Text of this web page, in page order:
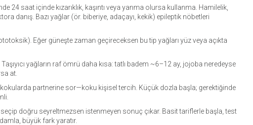
24 saat içinde kızarıklık, kaşıntı veya yanma olursa kullanma. Hamilelik,
danış. Bazı yağlar (ör. biberiye, adaçayı, kekik) epileptik nöbetleri
Eğer güneşte zaman geçireceksen bu tip yağları yüz veya açıkta
yağların raf ömrü daha kısa: tatlı badem ~6–12 ay, jojoba neredeyse
at.
kokularda partnerine sor—koku kişisel tercih. Küçük dozla başla; gerektiğinde
doğru seyreltmezsen istenmeyen sonuç çıkar. Basit tariflerle başla, test
büyük fark yaratır.